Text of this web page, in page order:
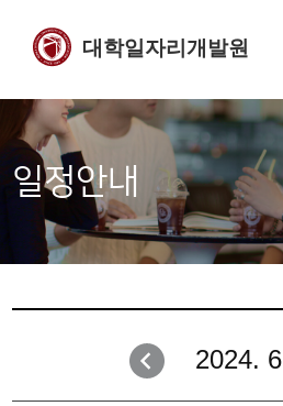
대학일자리개발원
일정안내
2024. 6